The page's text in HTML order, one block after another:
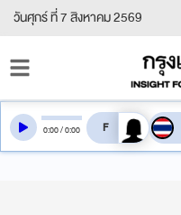
วันศุกร์ ที่ 7 สิงหาคม 2569
0:00/0:00 สลับเสียงอ่าน